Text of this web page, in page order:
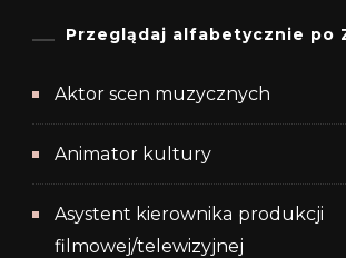
Przeglądaj alfabetycznie po
Aktor scen muzycznych
Animator kultury
Asystent kierownika produkcji
filmowej/telewizyjnej